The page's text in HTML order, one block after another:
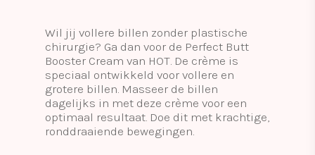
Wil jij vollere billen zonder plastische
chirurgie? Ga dan voor de Perfect Butt
Booster Cream van HOT. De crème is
speciaal ontwikkeld voor vollere en
grotere billen. Masseer de billen
dagelijks in met deze crème voor een
optimaal resultaat. Doe dit met krachtige,
ronddraaiende bewegingen.